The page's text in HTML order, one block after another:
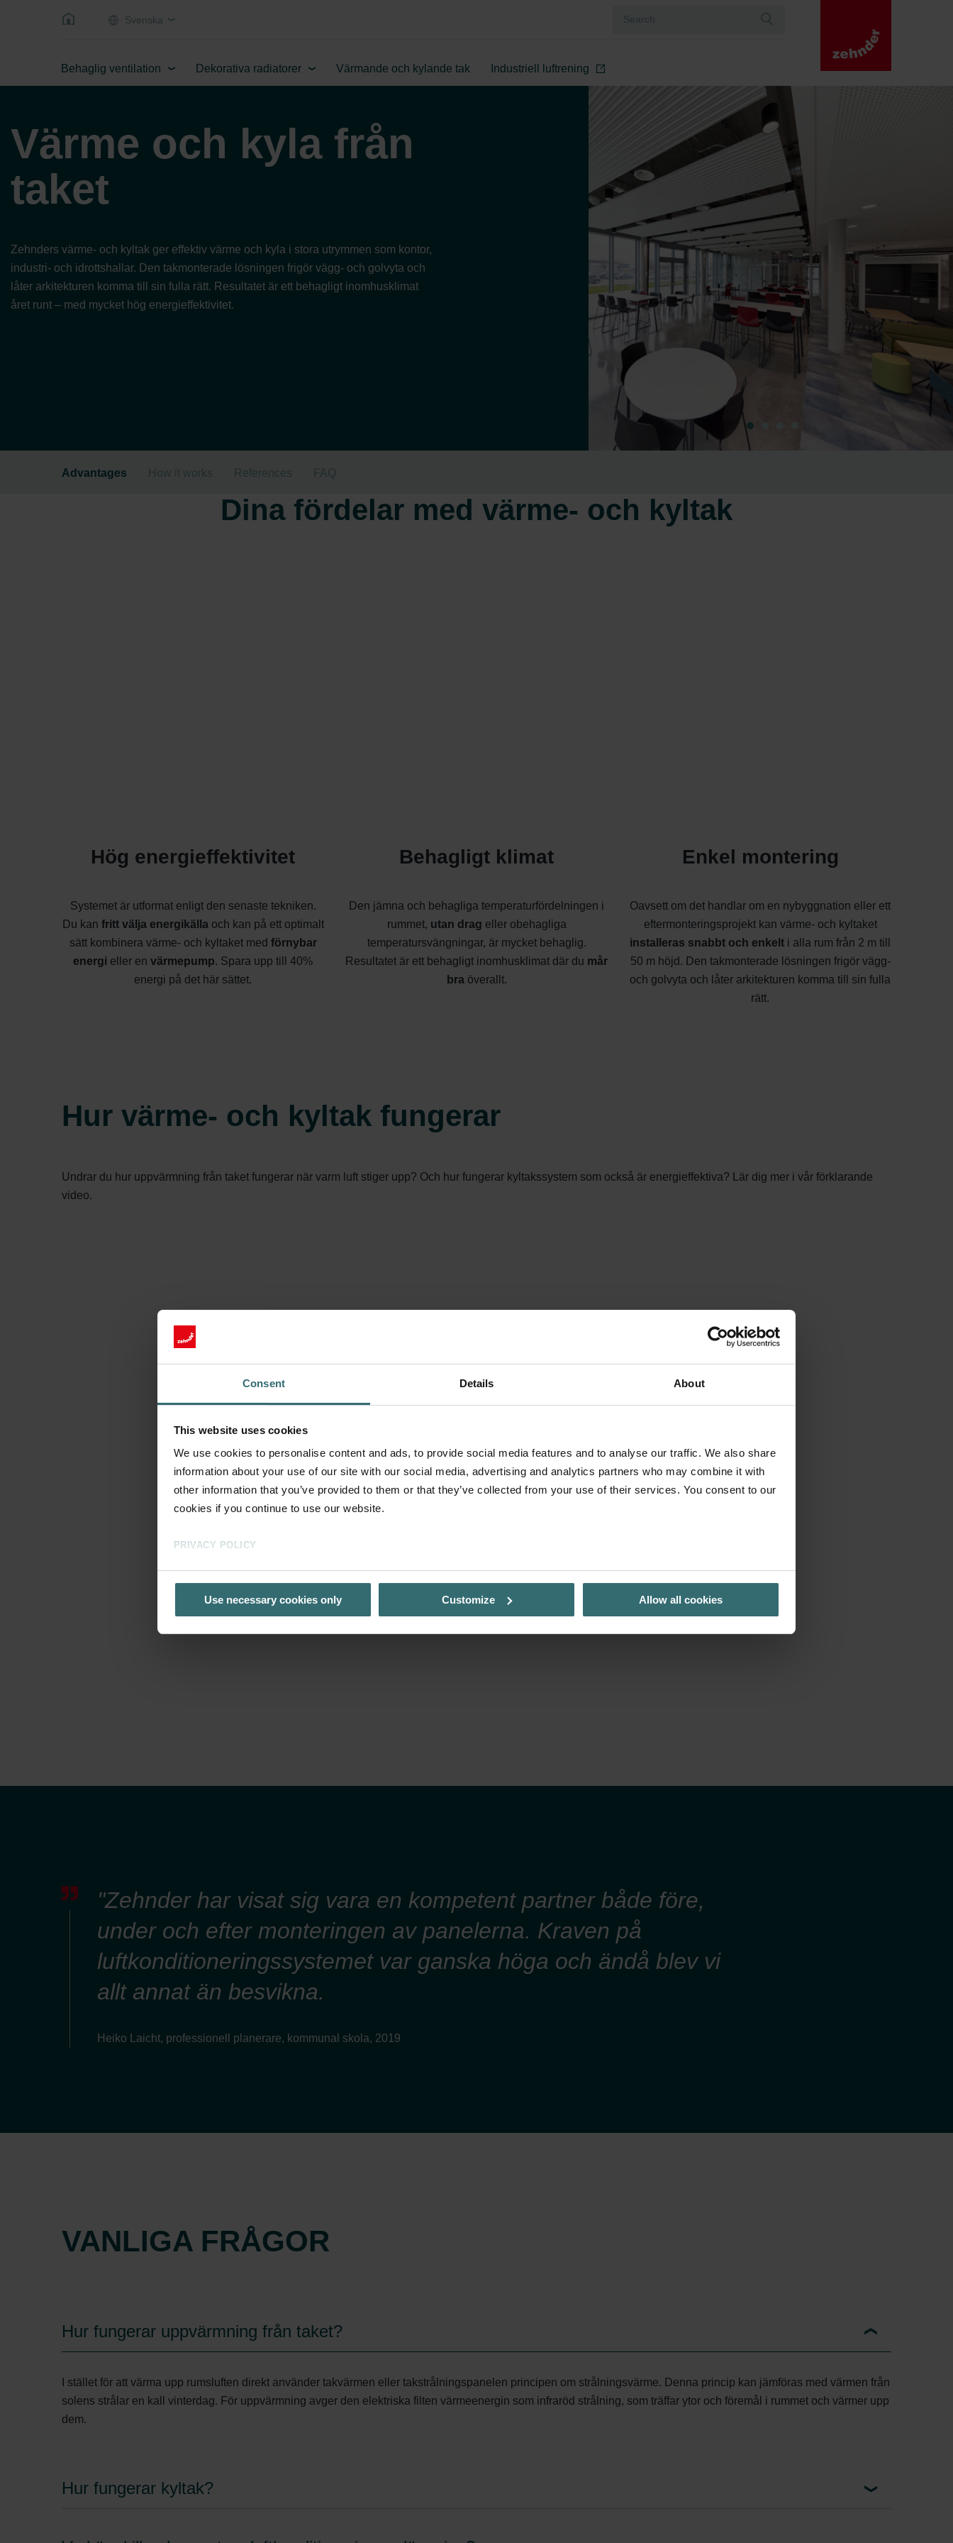
Consent Details About
This website uses cookies
We use cookies to personalise content and ads, to provide social media features and to analyse our traffic. We also share
information about your use of our site with our social media, advertising and analytics partners who may combine it with
other information that you’ve provided to them or that they’ve collected from your use of their services. You consent to our
cookies if you continue to use our website.
PRIVACY POLICY
Use necessary cookies only Customize Allow all cookies
Svenska
Behaglig ventilation Dekorativa radiatorer Värmande och kylande tak Industriell luftrening
Värme och kyla från
taket
Zehnders värme- och kyltak ger effektiv värme och kyla i stora utrymmen som kontor,
industri- och idrottshallar. Den takmonterade lösningen frigör vägg- och golvyta och
låter arkitekturen komma till sin fulla rätt. Resultatet är ett behagligt inomhusklimat
året runt – med mycket hög energieffektivitet.
Advantages How it works References FAQ
Dina fördelar med värme- och kyltak
Hög energieffektivitet
Systemet är utformat enligt den senaste tekniken.
Du kan fritt välja energikällaoch kan på ett optimalt
sätt kombinera värme- och kyltaket med förnybar
energi eller en värmepump. Spara upp till 40%
energi på det här sättet.
Behagligt klimat
Den jämna och behagliga temperaturfördelningen i
rummet, utan drag eller obehagliga
temperatursvängningar, är mycket behaglig.
Resultatet är ett behagligt inomhusklimat där du mår
braöverallt.
Enkel montering
Oavsett om det handlar om en nybyggnation eller ett
eftermonteringsprojekt kan värme- och kyltaket
installeras snabbt och enkelt i alla rum från 2 m till
50 m höjd. Den takmonterade lösningen frigör vägg-
och golvyta och låter arkitekturen komma till sin fulla
rätt.
Hur värme- och kyltak fungerar
Undrar du hur uppvärmning från taket fungerar när varm luft stiger upp? Och hur fungerar kyltakssystem som också är energieffektiva? Lär dig mer i vår förklarande
video.
"Zehnder har visat sig vara en kompetent partner både före,
under och efter monteringen av panelerna. Kraven på
luftkonditioneringssystemet var ganska höga och ändå blev vi
allt annat än besvikna.
Heiko Laicht, professionell planerare, kommunal skola, 2019
VANLIGA FRÅGOR
Hur fungerar uppvärmning från taket?
I stället för att värma upp rumsluften direkt använder takvärmen eller takstrålningspanelen principen om strålningsvärme. Denna princip kan jämföras med värmen från
solens strålar en kall vinterdag. För uppvärmning avger den elektriska filten värmeenergin som infraröd strålning, som träffar ytor och föremål i rummet och värmer upp
dem.
Hur fungerar kyltak?